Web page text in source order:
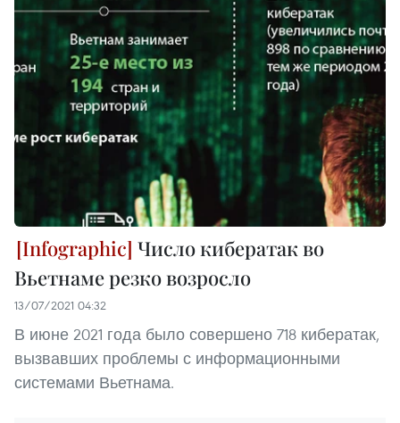
Число кибератак во
Вьетнаме резко возросло
13/07/2021 04:32
В июне 2021 года было совершено 718 кибератак,
вызвавших проблемы с информационными
системами Вьетнама.